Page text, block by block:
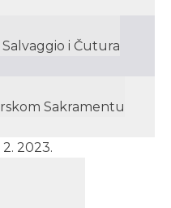
Salvaggio i Čutura
Sakramentu
2023.